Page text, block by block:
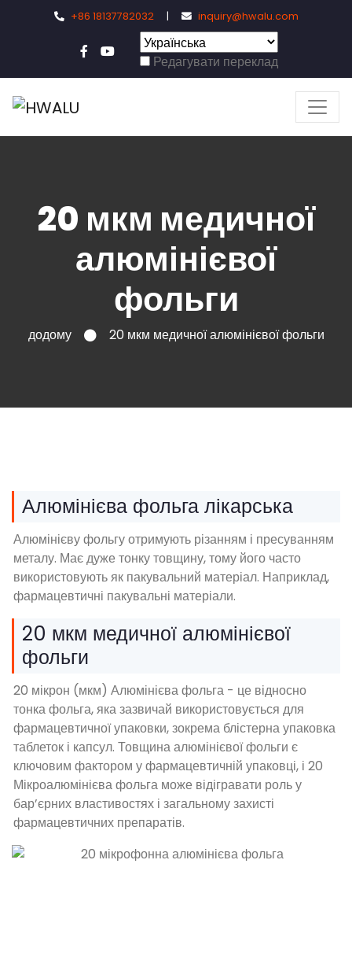
+86 18137782032 | inquiry@hwalu.com
Редагувати переклад
20 мкм медичної
алюмінієвої
фольги
додому 20 мкм медичної алюмінієвої фольги
Алюмінієва фольга лікарська
Алюмінієву фольгу отримують різанням і пресуванням
металу. Має дуже тонку товщину, тому його часто
використовують як пакувальний матеріал. Наприклад,
фармацевтичні пакувальні матеріали.
20 мкм медичної алюмінієвої
фольги
20 мікрон (мкм) Алюмінієва фольга - це відносно
тонка фольга, яка зазвичай використовується для
фармацевтичної упаковки, зокрема блістерна упаковка
таблеток і капсул. Товщина алюмінієвої фольги є
ключовим фактором у фармацевтичній упаковці, і 20
Мікроалюмінієва фольга може відігравати роль у
бар’єрних властивостях і загальному захисті
фармацевтичних препаратів.